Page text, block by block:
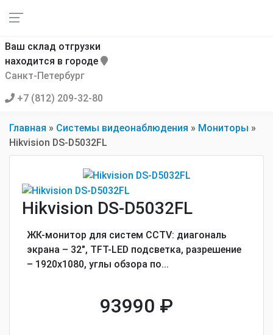
Ваш склад отгрузки
находится в городе
Санкт-Петербург
+7 (812) 209-32-80
Главная » Системы видеонаблюдения » Мониторы »
Hikvision DS-D5032FL
Hikvision DS-D5032FL
ЖК-монитор для систем CCTV: диагональ
экрана – 32", TFT-LED подсветка, разрешение
– 1920x1080, углы обзора по...
93990 ₽